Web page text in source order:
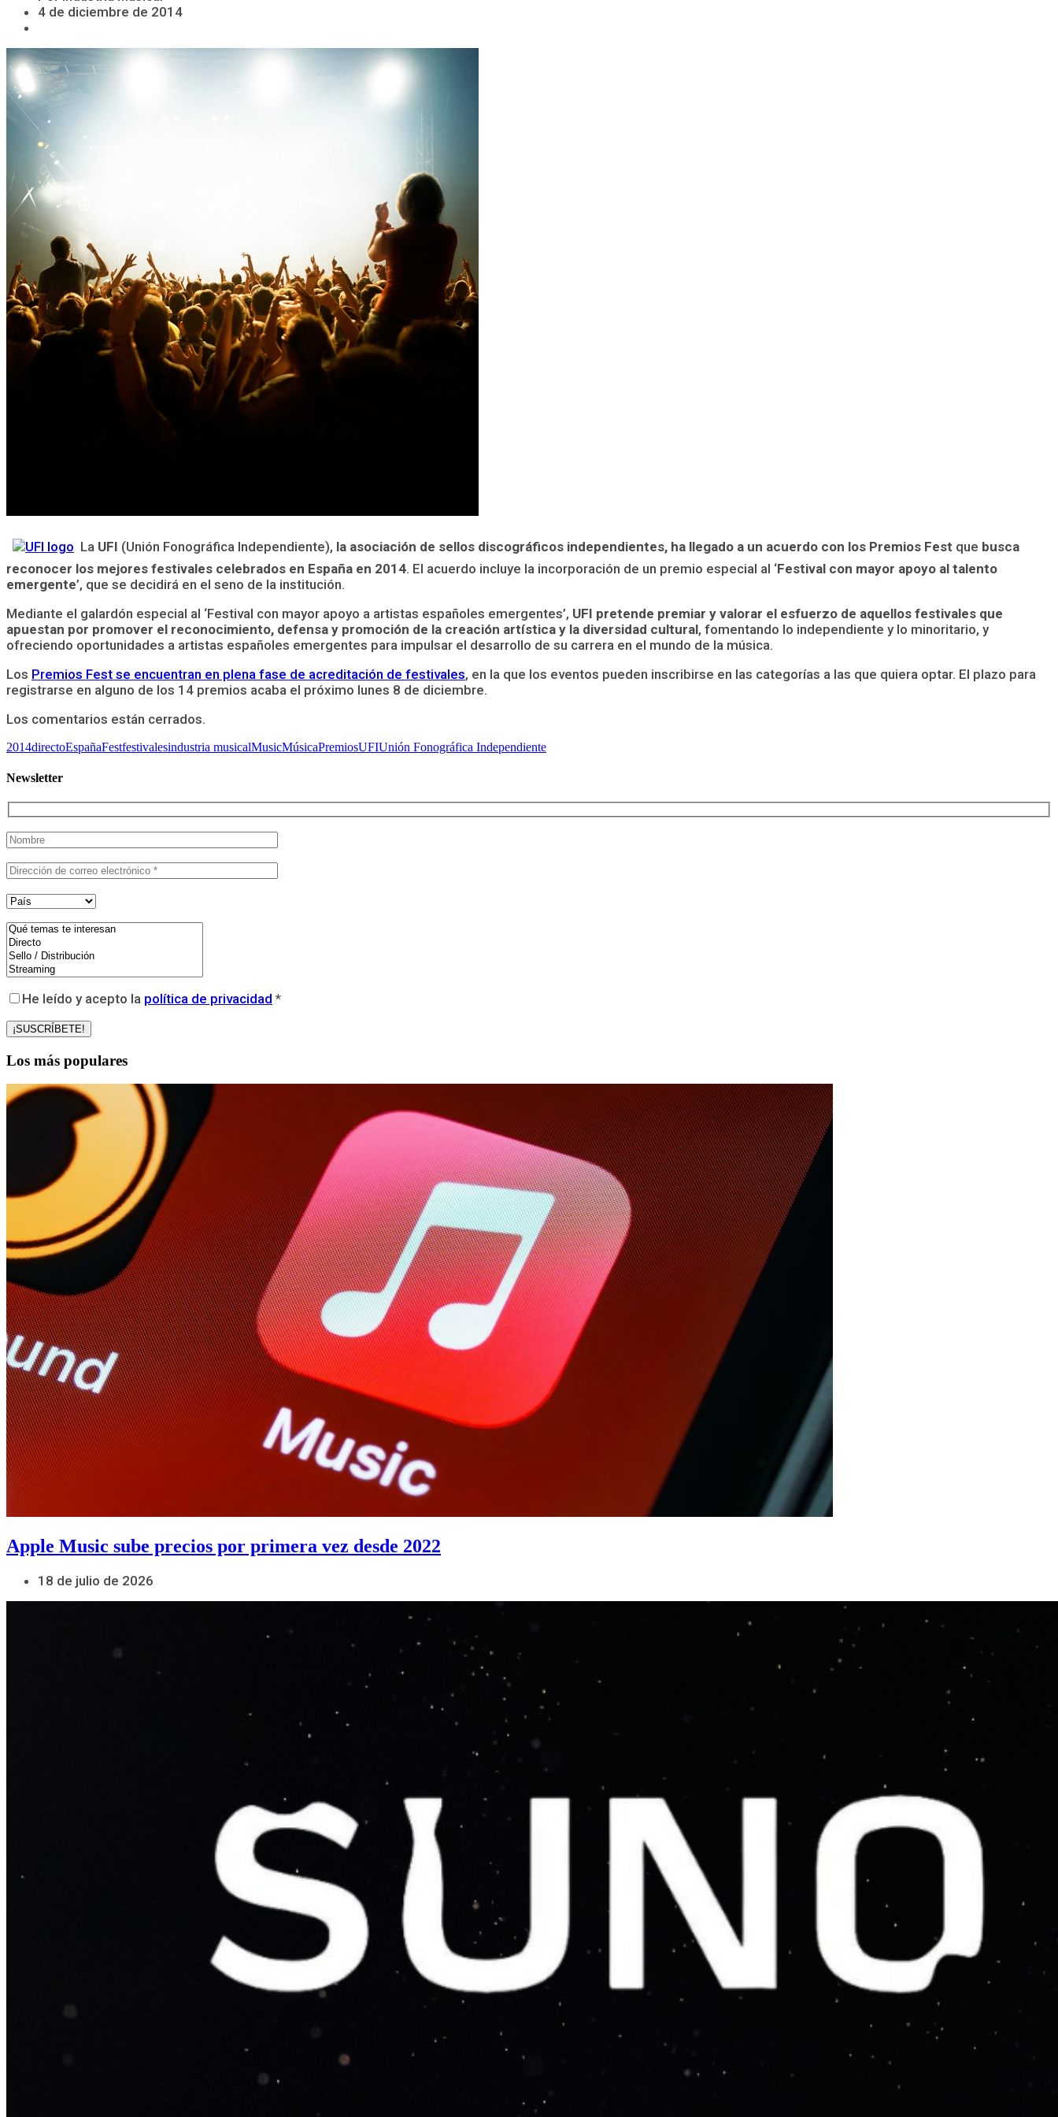
4 de diciembre de 2014
La UFI (Unión Fonográfica Independiente), la asociación de sellos discográficos independientes, ha llegado a un acuerdo con los Premios Fest que busca
reconocer los mejores festivales celebrados en España en 2014. El acuerdo incluye la incorporación de un premio especial al ‘Festival con mayor apoyo al talento
emergente’, que se decidirá en el seno de la institución.
Mediante el galardón especial al ‘Festival con mayor apoyo a artistas españoles emergentes’, UFI pretende premiar y valorar el esfuerzo de aquellos festivales que
apuestan por promover el reconocimiento, defensa y promoción de la creación artística y la diversidad cultural, fomentando lo independiente y lo minoritario, y
ofreciendo oportunidades a artistas españoles emergentes para impulsar el desarrollo de su carrera en el mundo de la música.
Los Premios Fest se encuentran en plena fase de acreditación de festivales, en la que los eventos pueden inscribirse en las categorías a las que quiera optar. El plazo para
registrarse en alguno de los 14 premios acaba el próximo lunes 8 de diciembre.
Los comentarios están cerrados.
2014directoEspañaFestfestivalesindustria musicalMusicMúsicaPremiosUFIUnión Fonográfica Independiente
Newsletter
He leído y acepto la política de privacidad *
Los más populares
Apple Music sube precios por primera vez desde 2022
18 de julio de 2026